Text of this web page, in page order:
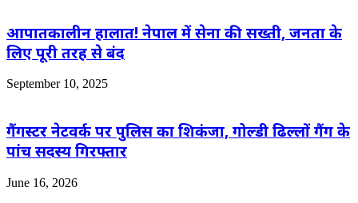
आपातकालीन हालात! नेपाल में सेना की सख्ती, जनता के
लिए पूरी तरह से बंद
September 10, 2025
गैंगस्टर नेटवर्क पर पुलिस का शिकंजा, गोल्डी ढिल्लों गैंग के
पांच सदस्य गिरफ्तार
June 16, 2026